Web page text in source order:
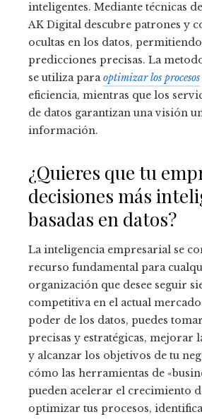
inteligentes. Mediante técnicas
AK Digital descubre patrones y
ocultas en los datos,
predicciones precisas. La
se utiliza paraoptimizar los procesos
eficiencia, mientras que los
de datos garantizan una visión
información.
¿Quieres que tu
decisiones más
basadas en datos?
La inteligencia empresarial se
recurso fundamental para
organización que desee seguir
competitiva en el actual
poder de los datos, puedes
precisas y estratégicas, mejorar
y alcanzar los objetivos de tu
cómo las herramientas de
pueden acelerar el crecimiento
optimizar tus procesos,